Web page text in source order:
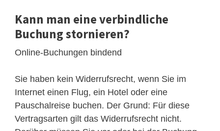
Kann man eine verbindliche
Buchung stornieren?
Online-Buchungen bindend
Sie haben kein Widerrufsrecht, wenn Sie im
Internet einen Flug, ein Hotel oder eine
Pauschalreise buchen. Der Grund: Für diese
Vertragsarten gilt das Widerrufsrecht nicht.